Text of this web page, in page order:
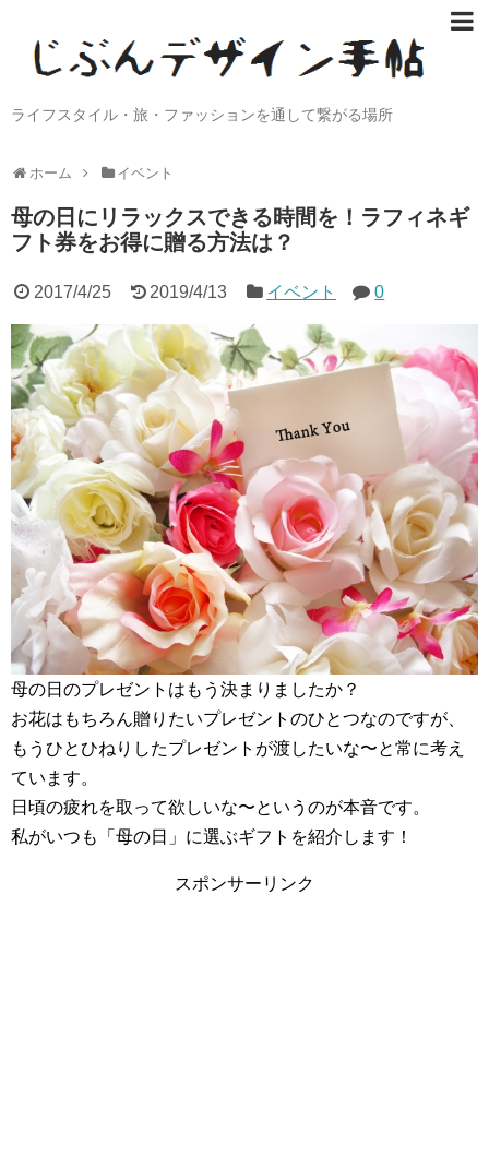
ライフスタイル・旅・ファッションを通して繋がる場所
ホーム イベント
母の日にリラックスできる時間を！ラフィネギ
フト券をお得に贈る方法は？
2017/4/25 2019/4/13 イベント 0
母の日のプレゼントはもう決まりましたか？
お花はもちろん贈りたいプレゼントのひとつなのですが、
もうひとひねりしたプレゼントが渡したいな〜と常に考え
ています。
日頃の疲れを取って欲しいな〜というのが本音です。
私がいつも「母の日」に選ぶギフトを紹介します！
スポンサーリンク